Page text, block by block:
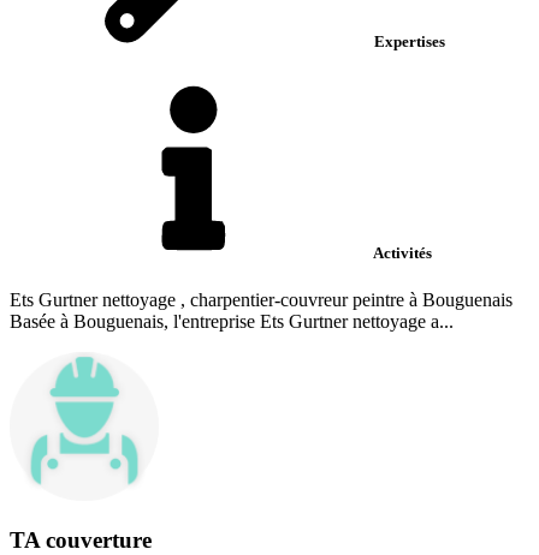
Expertises
Activités
Ets Gurtner nettoyage , charpentier-couvreur peintre à Bouguenais
Basée à Bouguenais, l'entreprise Ets Gurtner nettoyage a...
TA couverture